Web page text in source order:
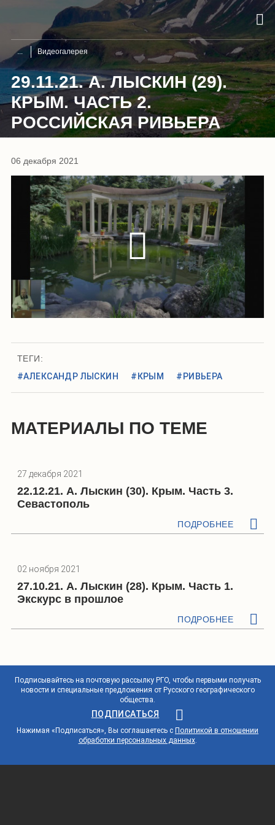
Видеогалерея
29.11.21. А. ЛЫСКИН (29).
КРЫМ. ЧАСТЬ 2.
РОССИЙСКАЯ РИВЬЕРА
06 декабря 2021
ТЕГИ:
#АЛЕКСАНДР ЛЫСКИН
#КРЫМ #РИВЬЕРА
МАТЕРИАЛЫ ПО ТЕМЕ
27 декабря 2021
22.12.21. А. Лыскин (30). Крым. Часть 3.
Севастополь
ПОДРОБНЕЕ
02 ноября 2021
27.10.21. А. Лыскин (28). Крым. Часть 1.
Экскурс в прошлое
ПОДРОБНЕЕ
Подписывайтесь на почтовую рассылку РГО, чтобы первыми получать
новости и специальные предложения от Русского географического
общества.
ПОДПИСАТЬСЯ
Нажимая «Подписаться», Вы соглашаетесь с Политикой в отношении
обработки персональных данных.